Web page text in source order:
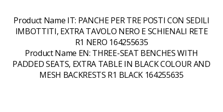
Product Name IT: PANCHE PER TRE POSTI CON SEDILI
IMBOTTITI, EXTRA TAVOLO NERO E SCHIENALI RETE
R1 NERO 164255635
Product Name EN: THREE-SEAT BENCHES WITH
PADDED SEATS, EXTRA TABLE IN BLACK COLOUR AND
MESH BACKRESTS R1 BLACK 164255635